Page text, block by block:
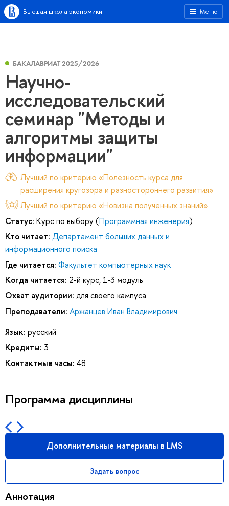
Меню
Высшая школа экономики
БАКАЛАВРИАТ 2025/2026
Научно-
исследовательский
семинар "Методы и
алгоритмы защиты
информации"
Лучший по критерию «Полезность курса для
расширения кругозора и разностороннего развития»
Лучший по критерию «Новизна полученных знаний»
Статус: Курс по выбору (Программная инженерия)
Кто читает: Департамент больших данных и
информационного поиска
Где читается: Факультет компьютерных наук
Когда читается: 2-й курс, 1-3 модуль
Охват аудитории: для своего кампуса
Преподаватели: Аржанцев Иван Владимирович
Язык: русский
Кредиты: 3
Контактные часы: 48
Программа дисциплины
Дополнительные материалы в LMS
Задать вопрос
Аннотация